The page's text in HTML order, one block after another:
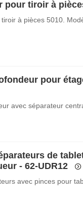
pour tiroir à
à pièces 5010.
pour
avec séparateur
de
- 62-UDR12
avec pinces pour